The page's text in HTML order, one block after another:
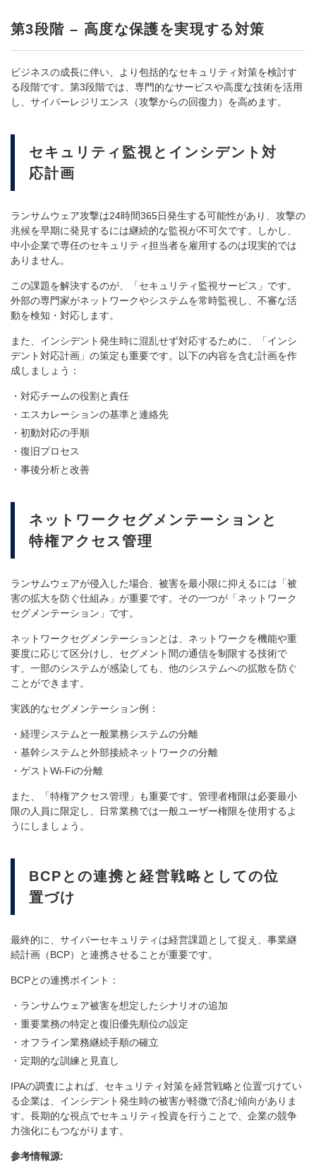
第3段階 – 高度な保護を実現する対策
ビジネスの成長に伴い、より包括的なセキュリティ対策を検討す
る段階です。第3段階では、専門的なサービスや高度な技術を活用
し、サイバーレジリエンス（攻撃からの回復力）を高めます。
セキュリティ監視とインシデント対
応計画
ランサムウェア攻撃は24時間365日発生する可能性があり、攻撃の
兆候を早期に発見するには継続的な監視が不可欠です。しかし、
中小企業で専任のセキュリティ担当者を雇用するのは現実的では
ありません。
この課題を解決するのが、「セキュリティ監視サービス」です。
外部の専門家がネットワークやシステムを常時監視し、不審な活
動を検知・対応します。
また、インシデント発生時に混乱せず対応するために、「インシ
デント対応計画」の策定も重要です。以下の内容を含む計画を作
成しましょう：
対応チームの役割と責任
エスカレーションの基準と連絡先
初動対応の手順
復旧プロセス
事後分析と改善
ネットワークセグメンテーションと
特権アクセス管理
ランサムウェアが侵入した場合、被害を最小限に抑えるには「被
害の拡大を防ぐ仕組み」が重要です。その一つが「ネットワーク
セグメンテーション」です。
ネットワークセグメンテーションとは、ネットワークを機能や重
要度に応じて区分けし、セグメント間の通信を制限する技術で
す。一部のシステムが感染しても、他のシステムへの拡散を防ぐ
ことができます。
実践的なセグメンテーション例：
経理システムと一般業務システムの分離
基幹システムと外部接続ネットワークの分離
ゲストWi-Fiの分離
また、「特権アクセス管理」も重要です。管理者権限は必要最小
限の人員に限定し、日常業務では一般ユーザー権限を使用するよ
うにしましょう。
BCPとの連携と経営戦略としての位
置づけ
最終的に、サイバーセキュリティは経営課題として捉え、事業継
続計画（BCP）と連携させることが重要です。
BCPとの連携ポイント：
ランサムウェア被害を想定したシナリオの追加
重要業務の特定と復旧優先順位の設定
オフライン業務継続手順の確立
定期的な訓練と見直し
IPAの調査によれば、セキュリティ対策を経営戦略と位置づけてい
る企業は、インシデント発生時の被害が軽微で済む傾向がありま
す。長期的な視点でセキュリティ投資を行うことで、企業の競争
力強化にもつながります。
参考情報源: